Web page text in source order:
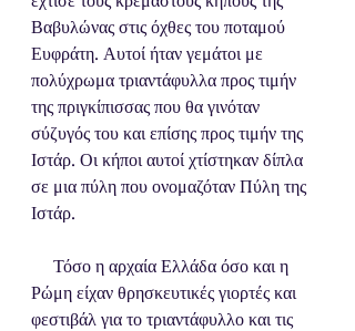
Βαβυλώνας στις όχθες του ποταμού
Ευφράτη. Αυτοί ήταν γεμάτοι με
πολύχρωμα τριαντάφυλλα προς τιμήν
της πριγκίπισσας που θα γινόταν
σύζυγός του και επίσης προς τιμήν της
Ιστάρ. Οι κήποι αυτοί χτίστηκαν δίπλα
σε μια πύλη που ονομαζόταν Πύλη της
Ιστάρ.
Ρώμη είχαν θρησκευτικές γιορτές και
φεστιβάλ για το τριαντάφυλλο και τις